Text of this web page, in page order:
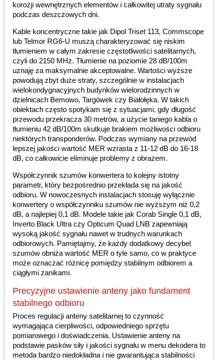
korozji wewnętrznych elementów i całkowitej utraty sygnału
podczas deszczowych dni.
Kable koncentryczne takie jak Dipol Triset 113, Commscope
lub Telmor RG6-U muszą charakteryzować się niskim
tłumieniem w całym zakresie częstotliwości satelitarnych,
czyli do 2150 MHz. Tłumienie na poziomie 28 dB/100m
uznaję za maksymalnie akceptowalne. Wartości wyższe
powodują zbyt duże straty, szczególnie w instalacjach
wielokondygnacyjnych budynków wielorodzinnych w
dzielnicach Bemowo, Targówek czy Białołęka. W takich
obiektach często spotykam się z sytuacjami, gdy długość
przewodu przekracza 30 metrów, a użycie taniego kabla o
tłumieniu 42 dB/100m skutkuje brakiem możliwości odbioru
niektórych transponderów. Podczas wymiany na przewód
lepszej jakości wartość MER wzrasta z 11-12 dB do 16-18
dB, co całkowicie eliminuje problemy z obrazem.
Współczynnik szumów konwertera to kolejny istotny
parametr, który bezpośrednio przekłada się na jakość
odbioru. W nowoczesnych instalacjach stosuję wyłącznie
konwertery o współczynniku szumów nie wyższym niż 0,2
dB, a najlepiej 0,1 dB. Modele takie jak Corab Single 0,1 dB,
Inverto Black Ultra czy Opticum Quad LNB zapewniają
wysoką jakość sygnału nawet w trudnych warunkach
odbiorowych. Pamiętajmy, że każdy dodatkowy decybel
szumów obniża wartość MER o tyle samo, co w praktyce
może oznaczać różnicę pomiędzy stabilnym odbiorem a
ciągłymi zanikami.
Precyzyjne ustawienie anteny jako fundament
stabilnego odbioru
Proces regulacji anteny satelitarnej to czynność
wymagająca cierpliwości, odpowiedniego sprzętu
pomiarowego i doświadczenia. Ustawienie anteny na
podstawie pasków siły i jakości sygnału w menu dekodera to
metoda bardzo niedokładna i nie gwarantująca stabilności